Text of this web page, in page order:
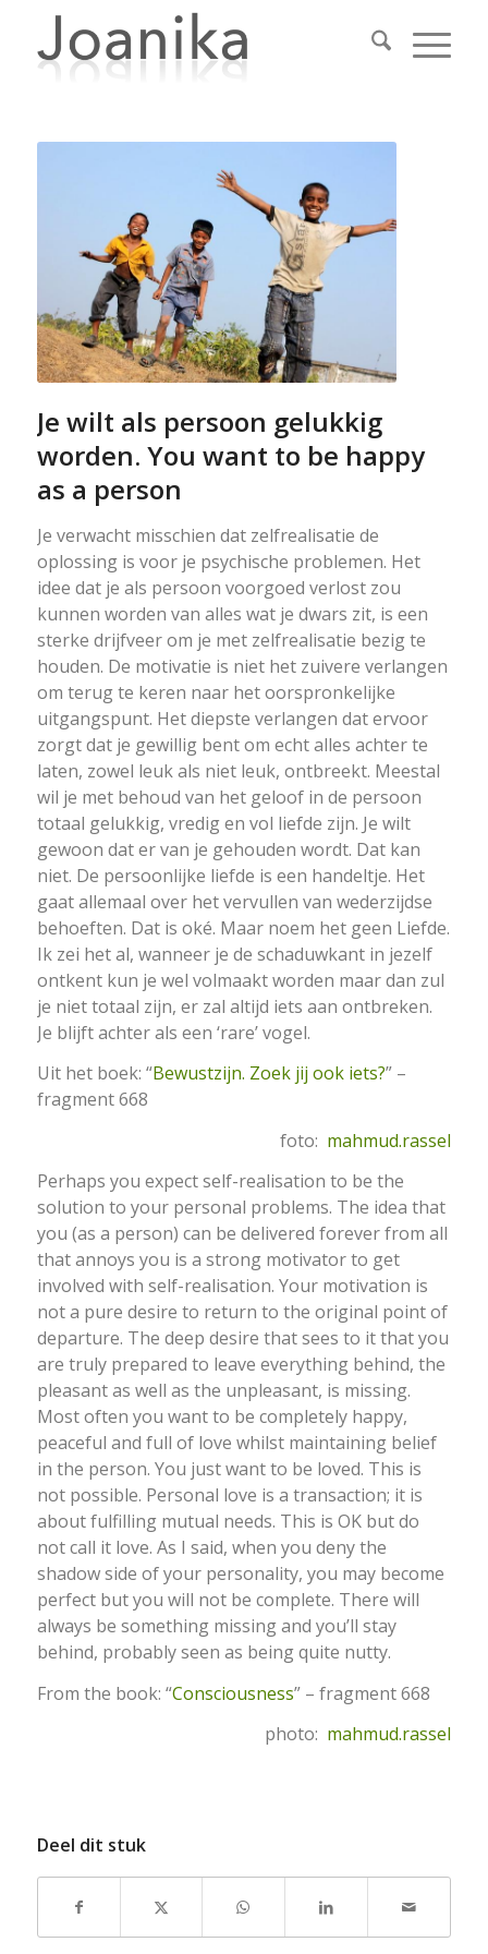
Je wilt als persoon gelukkig
worden. You want to be happy
as a person
Je verwacht misschien dat zelfrealisatie de
oplossing is voor je psychische problemen. Het
idee dat je als persoon voorgoed verlost zou
kunnen worden van alles wat je dwars zit, is een
sterke drijfveer om je met zelfrealisatie bezig te
houden. De motivatie is niet het zuivere verlangen
om terug te keren naar het oorspronkelijke
uitgangspunt. Het diepste verlangen dat ervoor
zorgt dat je gewillig bent om echt alles achter te
laten, zowel leuk als niet leuk, ontbreekt. Meestal
wil je met behoud van het geloof in de persoon
totaal gelukkig, vredig en vol liefde zijn. Je wilt
gewoon dat er van je gehouden wordt. Dat kan
niet. De persoonlijke liefde is een handeltje. Het
gaat allemaal over het vervullen van wederzijdse
behoeften. Dat is oké. Maar noem het geen Liefde.
Ik zei het al, wanneer je de schaduwkant in jezelf
ontkent kun je wel volmaakt worden maar dan zul
je niet totaal zijn, er zal altijd iets aan ontbreken.
Je blijft achter als een ‘rare’ vogel.
Uit het boek: “Bewustzijn. Zoek jij ook iets?” –
fragment 668
foto: mahmud.rassel
Perhaps you expect self-realisation to be the
solution to your personal problems. The idea that
you (as a person) can be delivered forever from all
that annoys you is a strong motivator to get
involved with self-realisation. Your motivation is
not a pure desire to return to the original point of
departure. The deep desire that sees to it that you
are truly prepared to leave everything behind, the
pleasant as well as the unpleasant, is missing.
Most often you want to be completely happy,
peaceful and full of love whilst maintaining belief
in the person. You just want to be loved. This is
not possible. Personal love is a transaction; it is
about fulfilling mutual needs. This is OK but do
not call it love. As I said, when you deny the
shadow side of your personality, you may become
perfect but you will not be complete. There will
always be something missing and you’ll stay
behind, probably seen as being quite nutty.
From the book: “Consciousness” – fragment 668
photo: mahmud.rassel
Deel dit stuk